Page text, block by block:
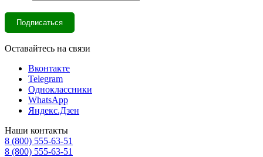
Оставайтесь на связи
Вконтакте
Telegram
Одноклассники
WhatsApp
Яндекс.Дзен
Наши контакты
8 (800) 555-63-51
8 (800) 555-63-51